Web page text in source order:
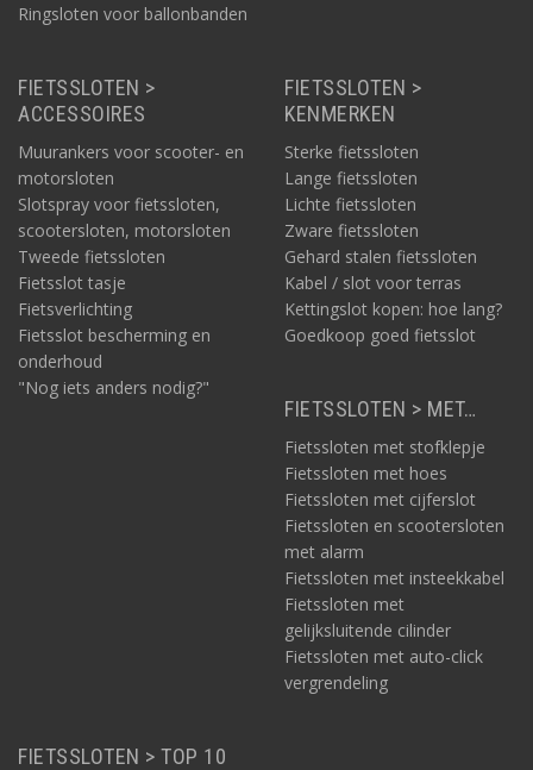
Ringsloten voor ballonbanden
FIETSSLOTEN >
ACCESSOIRES
Muurankers voor scooter- en
motorsloten
Slotspray voor fietssloten,
scootersloten, motorsloten
Tweede fietssloten
Fietsslot tasje
Fietsverlichting
Fietsslot bescherming en
onderhoud
"Nog iets anders nodig?"
FIETSSLOTEN >
KENMERKEN
Sterke fietssloten
Lange fietssloten
Lichte fietssloten
Zware fietssloten
Gehard stalen fietssloten
Kabel / slot voor terras
Kettingslot kopen: hoe lang?
Goedkoop goed fietsslot
FIETSSLOTEN > MET…
Fietssloten met stofklepje
Fietssloten met hoes
Fietssloten met cijferslot
Fietssloten en scootersloten
met alarm
Fietssloten met insteekkabel
Fietssloten met
gelijksluitende cilinder
Fietssloten met auto-click
vergrendeling
FIETSSLOTEN > TOP 10